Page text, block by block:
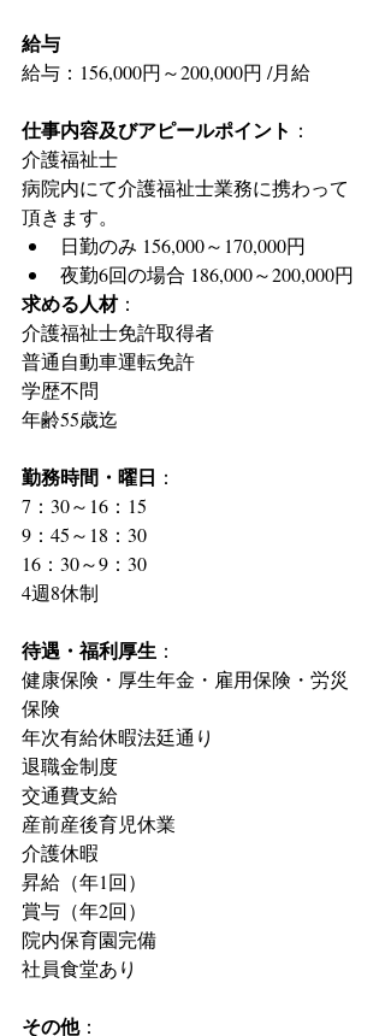
給与
給与：156,000円～200,000円 /月給
仕事内容及びアピールポイント ：
介護福祉士
病院内にて介護福祉士業務に携わって
頂きます。
日勤のみ 156,000～170,000円
夜勤6回の場合 186,000～200,000円
求める人材：
介護福祉士免許取得者
普通自動車運転免許
学歴不問
年齢55歳迄
勤務時間・曜日 ：
7：30～16：15
9：45～18：30
16：30～9：30
4週8休制
待遇・福利厚生 ：
健康保険・厚生年金・雇用保険・労災
保険
年次有給休暇法廷通り
退職金制度
交通費支給
産前産後育児休業
介護休暇
昇給（年1回）
賞与（年2回）
院内保育園完備
社員食堂あり
その他：